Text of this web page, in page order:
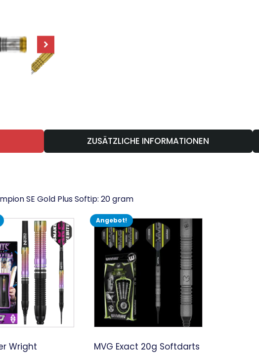
ZUSÄTZLICHE INFORMATIONEN
SE Gold Plus Softip: 20 gram
Wright
Angebot!
MVG Exact 20g Softdarts